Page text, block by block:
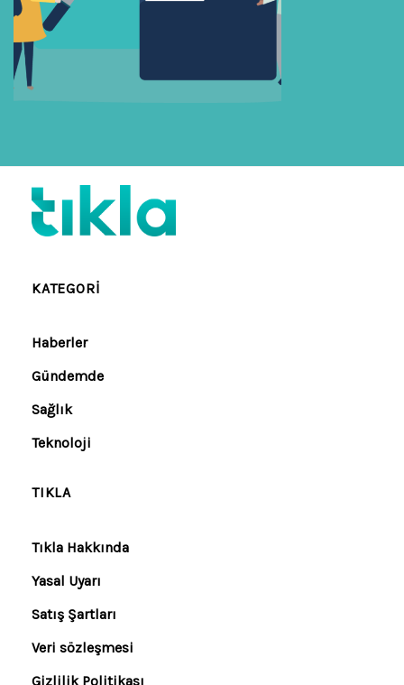
KATEGORI
Haberler
Gündemde
Sağlık
Teknoloji
TIKLA
Tıkla Hakkında
Yasal Uyarı
Satış Şartları
Veri sözleşmesi
Gizlilik Politikası
Beni Hatırla
Parolanızı mı unuttunuz?